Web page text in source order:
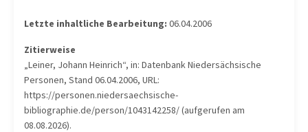
Letzte inhaltliche Bearbeitung: 06.04.2006
Zitierweise
„Leiner, Johann Heinrich“, in: Datenbank Niedersächsische
Personen, Stand 06.04.2006, URL:
https://personen.niedersaechsische-
bibliographie.de/person/1043142258/ (aufgerufen am
08.08.2026).